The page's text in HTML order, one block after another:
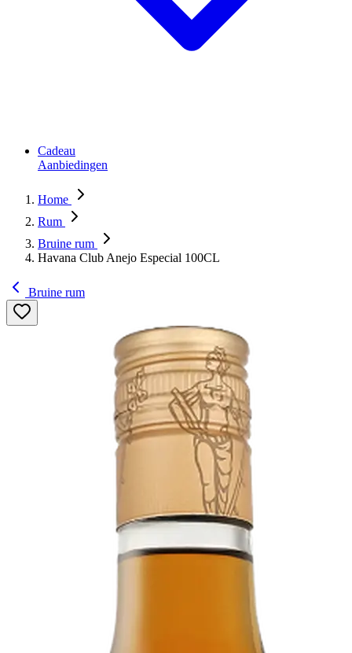
Cadeau
Aanbiedingen
Home
Rum
Bruine rum
Havana Club Anejo Especial 100CL
Bruine rum